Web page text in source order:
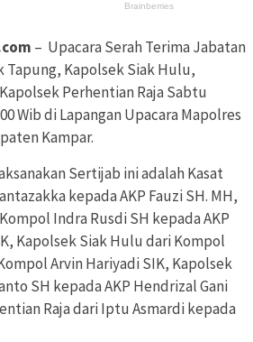
– Upacara Serah Terima Jabatan
Tapung, Kapolsek Siak Hulu,
Perhentian Raja Sabtu
Wib di Lapangan Upacara Mapolres
Kampar.
Sertijab ini adalah Kasat
kepada AKP Fauzi SH. MH,
Indra Rusdi SH kepada AKP
Kapolsek Siak Hulu dari Kompol
Arvin Hariyadi SIK, Kapolsek
SH kepada AKP Hendrizal Gani
Raja dari Iptu Asmardi kepada